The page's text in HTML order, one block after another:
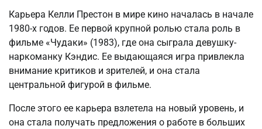
Карьера Келли Престон в мире кино началась в начале
1980-х годов. Ее первой крупной ролью стала роль в
фильме «Чудаки» (1983), где она сыграла девушку-
наркоманку Кэндис. Ее выдающаяся игра привлекла
внимание критиков и зрителей, и она стала
центральной фигурой в фильме.
После этого ее карьера взлетела на новый уровень, и
она стала получать предложения о работе в больших